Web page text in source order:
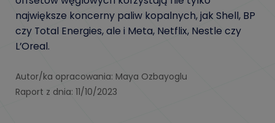
największe koncerny paliw kopalnych, jak Shell, BP
czy Total Energies, ale i Meta, Netflix, Nestle czy
L’Oreal.
Autor/ka opracowania: Maya Ozbayoglu
Raport z dnia: 11/10/2023